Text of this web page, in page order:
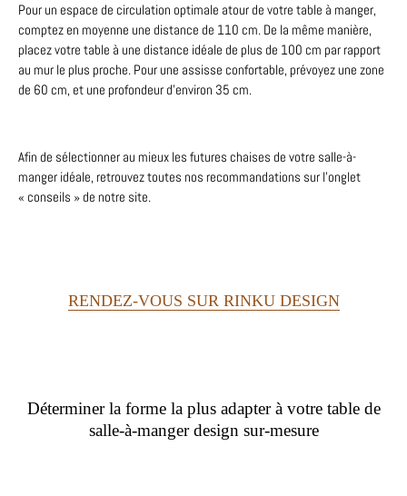
Pour un espace de circulation optimale atour de votre table à manger,
comptez en moyenne une distance de 110 cm. De la même manière,
placez votre table à une distance idéale de plus de 100 cm par rapport
au mur le plus proche. Pour une assisse confortable, prévoyez une zone
de 60 cm, et une profondeur d’environ 35 cm.
Afin de sélectionner au mieux les futures chaises de votre salle-à-
manger idéale, retrouvez toutes nos recommandations sur l’onglet
« conseils » de notre site.
RENDEZ-VOUS SUR RINKU DESIGN
Déterminer la forme la plus adapter à votre table de
salle-à-manger design sur-mesure